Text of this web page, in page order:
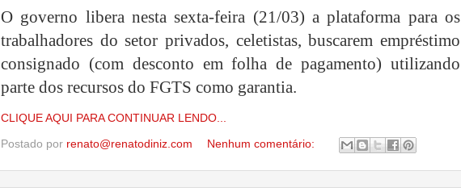
O governo libera nesta sexta-feira (21/03) a plataforma para os
trabalhadores do setor privados, celetistas, buscarem empréstimo
consignado (com desconto em folha de pagamento) utilizando
parte dos recursos do FGTS como garantia.
CLIQUE AQUI PARA CONTINUAR LENDO...
Postado por renato@renatodiniz.com Nenhum comentário: